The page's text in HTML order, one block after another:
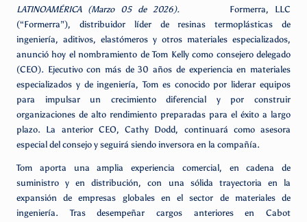
LATINOAMÉRICA (Marzo 05 de 2026). Formerra, LLC
(“Formerra”), distribuidor líder de resinas termoplásticas de
ingeniería, aditivos, elastómeros y otros materiales especializados,
anunció hoy el nombramiento de Tom Kelly como consejero delegado
(CEO). Ejecutivo con más de 30 años de experiencia en materiales
especializados y de ingeniería, Tom es conocido por liderar equipos
para impulsar un crecimiento diferencial y por construir
organizaciones de alto rendimiento preparadas para el éxito a largo
plazo. La anterior CEO, Cathy Dodd, continuará como asesora
especial del consejo y seguirá siendo inversora en la compañía.
Tom aporta una amplia experiencia comercial, en cadena de
suministro y en distribución, con una sólida trayectoria en la
expansión de empresas globales en el sector de materiales de
ingeniería. Tras desempeñar cargos anteriores en Cabot